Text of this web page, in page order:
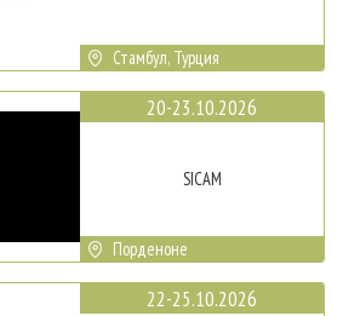
Стамбул, Турция
20-23.10.2026
SICAM
Порденоне
22-25.10.2026